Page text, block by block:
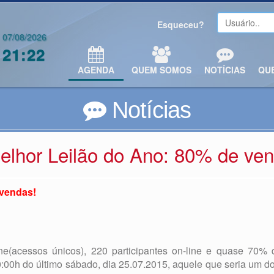
07/08/2026
21:22
Esqueceu?
AGENDA QUEM SOMOS NOTÍCIAS
Notícias
Leilão do Ano: 80% de
únicos), 220 participantes on-line e quase 70%
do último sábado, dia 25.07.2015, aquele que seria um